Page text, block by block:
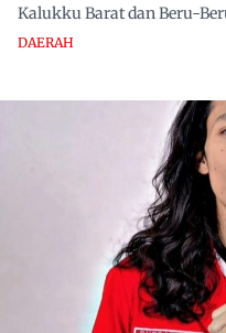
Kalukku Barat dan Beru-
DAERAH